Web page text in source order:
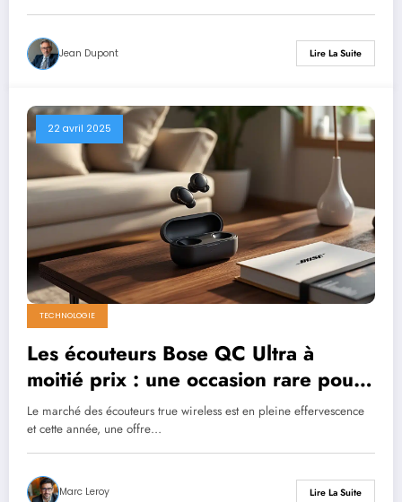
Jean Dupont Lire La Suite
22 avril 2025
TECHNOLOGIE
Les écouteurs Bose QC Ultra à
moitié prix : une occasion rare pour
ces true wireless notés 8/10
Le marché des écouteurs true wireless est en pleine effervescence
et cette année, une offre…
Marc Leroy Lire La Suite